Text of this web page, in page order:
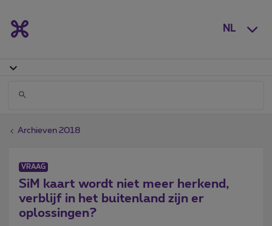
NL
Archieven 2018
VRAAG
SiM kaart wordt niet meer herkend,
verblijf in het buitenland zijn er
oplossingen?